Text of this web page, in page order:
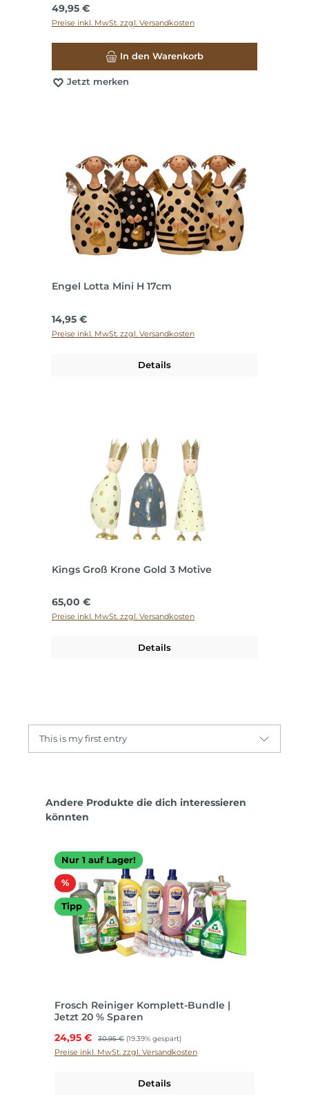
Regulärer Preis:
49,95 €
Preise inkl. MwSt. zzgl. Versandkosten
In den Warenkorb
Jetzt merken
Engel Lotta Mini H 17cm
Regulärer Preis:
14,95 €
Preise inkl. MwSt. zzgl. Versandkosten
Details
Kings Groß Krone Gold 3 Motive
Regulärer Preis:
65,00 €
Preise inkl. MwSt. zzgl. Versandkosten
Details
This is my first entry
Produktgalerie überspringen
Andere Produkte die dich interessieren
könnten
Nur 1 auf Lager!
%Rabatt
Tipp
Frosch Reiniger Komplett-Bundle |
Jetzt 20 % Sparen
Verkaufspreis:
24,95 € Regulärer Preis:
30,95 € (19.39% gespart)
Preise inkl. MwSt. zzgl. Versandkosten
Details